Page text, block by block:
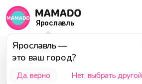
Ярославль
Ярославль—
это ваш город?
Да, верно Нет, выбрать другой
Ярославль